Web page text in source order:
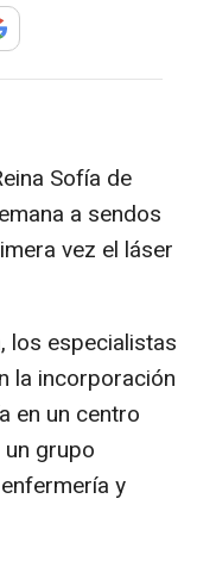
Sofía de
a sendos
vez el láser
los especialistas
la incorporación
en un centro
grupo
y